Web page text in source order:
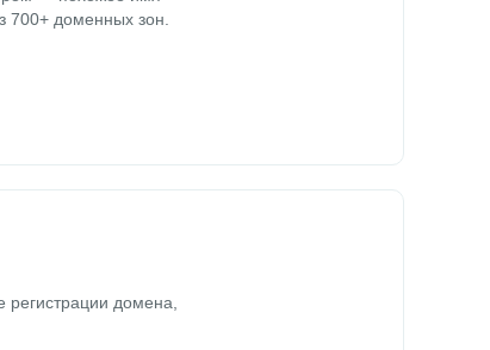
700+ доменных зон.
домена,